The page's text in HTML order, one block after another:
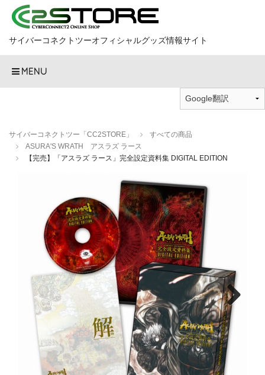
サイバーコネクトツーオフィシャルグッズ情報サイト
MENU
サイバーコネクトツー「CC2STORE」
すべての商品
ASURA'S WRATH アスラズ ラース
【完売】「アスラズ ラース」完全設定資料集 DIGITAL EDITION
Next